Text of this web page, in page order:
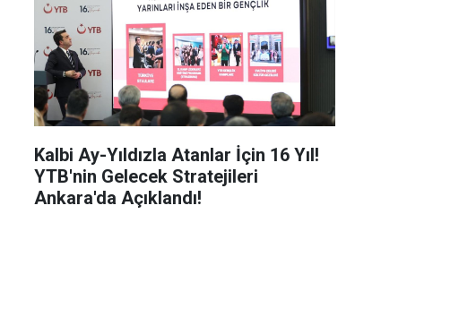
Kalbi Ay-Yıldızla Atanlar İçin 16 Yıl!
YTB'nin Gelecek Stratejileri
Ankara'da Açıklandı!